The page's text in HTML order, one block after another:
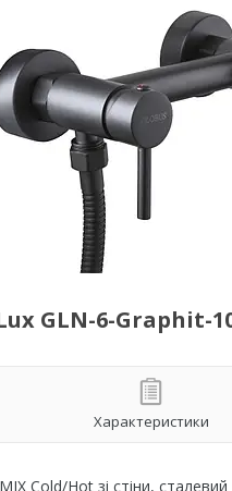
GLN-6-Graphit-
Характеристики
Cold/Hot зі стіни, сталевий